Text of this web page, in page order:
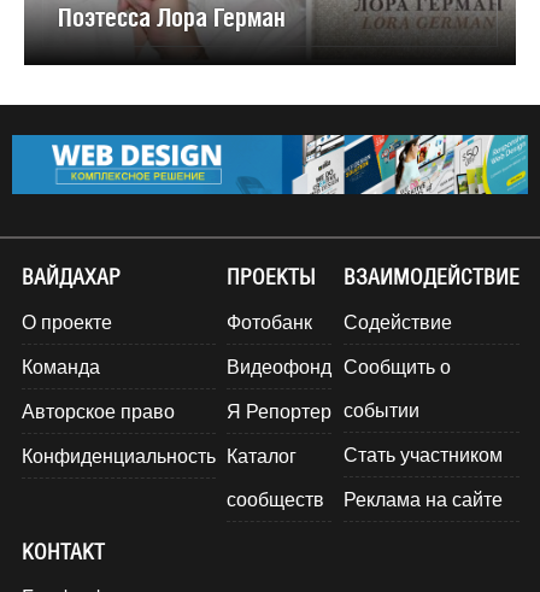
Поэтесса Лора Герман
ВАЙДАХАР
О проекте
Команда
Авторское право
Конфиденциальность
ПРОЕКТЫ
Фотобанк
Видеофонд
Я Репортер
Каталог
сообществ
ВЗАИМОДЕЙСТВИЕ
Содействие
Сообщить о
событии
Стать участником
Реклама на сайте
КОНТАКТ